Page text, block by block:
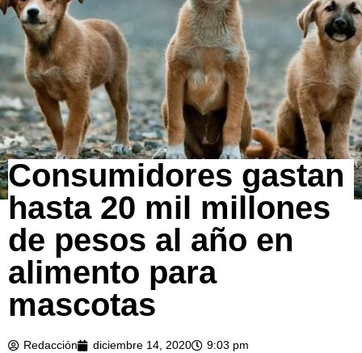
Consumidores gastan
hasta 20 mil millones
de pesos al año en
alimento para
mascotas
Redacción diciembre 14, 2020 9:03 pm